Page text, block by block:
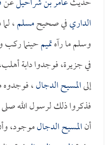
الداريفي صحيحمسلم،
وسلم ما رآهتميمحينما ركب
في جزيرة، فوجدوا دابة
إلىالمسيح الدجال، فوجدوه
فذكروا ذلك لرسول الله صلى
أنالمسيح الدجالموجود،